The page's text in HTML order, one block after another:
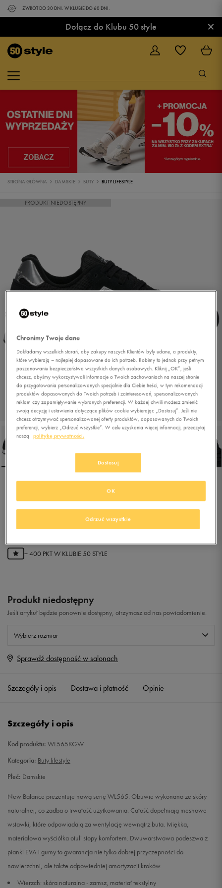
ZWROT DO 30 DNI. W KLUBIE DO 60 DNI.
Dołącz do Klubu 50 style ×
STRONA GŁÓWNA DAMSKIE BUTY BUTY LIFESTYLE
PRODUKT NIEDOSTĘPNY
WL565KGW
)
+ 400 PKT W KLUBIE 50 STYLE
Produkt niedostępny
Jeśli artykuł będzie ponownie dostępny, otrzymasz od nas powiadomienie.
Wybierz rozmiar
Rozmiary EU
37,5 24 cm
39 25 cm Powiadom o dostępności
40 25,5 cm Powiadom o dostępności
41 26,5 cm Powiadom o dostępności
Sprawdź dostępność w salonach
Szczegóły i opis Dostawa i płatność Opinie
Szczegóły i opis
Kod produktu: WL565KGW
Kategoria: Buty lifestyle
Płeć: Damskie
New Balance prezentuje nową serię WL565. Obuwie wykonano ze skóry
naturalnej, co zadba o trwałość użytkowania. Całość dopełniają meshowe
wstawki, które odpowiadają za wentylację wewnątrz buta. Miękka,
materiałowa wyściółka otuli stopy komfortem. Dwuwarstwowa podeszwa z
pianki EVA i gumy to gwarancja nie tylko dobrej przyczepności do
nawierzchni, ale także odpowiedniej amortyzacji kroków.
Wierzch: skóra naturalna - zamsz, materiał tekstylny
Chronimy Twoje dane
Dokładamy wszelkich starań, aby zakupy naszych Klientów były udane, a produkty,
które wybierają – najlepiej dopasowane do ich potrzeb. Robimy to jednak przy pełnym
poszanowaniu bezpieczeństwa wszystkich danych osobowych. Kliknij „OK”, jeśli
chcesz, abyśmy wykorzystywali informacje o Twoich zachowaniach na naszej stronie
do przygotowania personalizowanych specjalnie dla Ciebie treści, w tym rekomendacji
produktów dopasowanych do Twoich potrzeb i zainteresowań, spersonalizowanych
reklam czy zapamiętywanie wybranych preferencji. W każdej chwili możesz zmienić
swoją decyzję i ustawienia dotyczące plików cookie wybierając „Dostosuj”. Jeśli nie
chcesz otrzymywać spersonalizowanej oferty produktów, dopasowanych do Twoich
preferencji, wybierz „Odrzuć wszystkie”. W celu uzyskania więcej informacji, przeczytaj
naszą
politykę prywatności.
Dostosuj
Odrzuć wszystkie
OK